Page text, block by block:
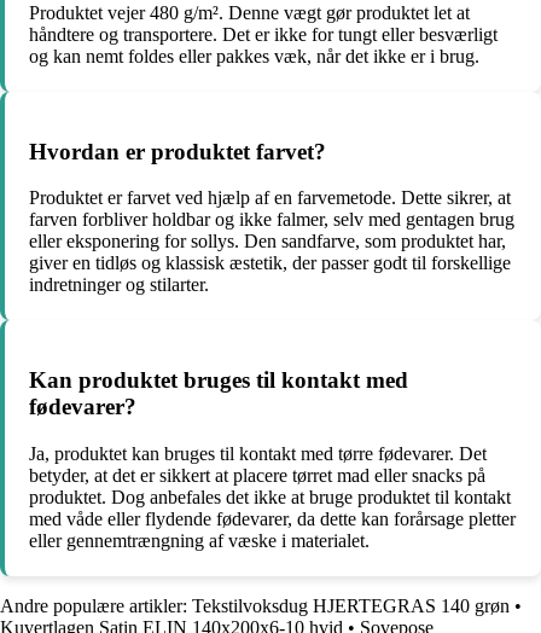
Produktet vejer 480 g/m². Denne vægt gør produktet let at
håndtere og transportere. Det er ikke for tungt eller besværligt
og kan nemt foldes eller pakkes væk, når det ikke er i brug.
Hvordan er produktet farvet?
Produktet er farvet ved hjælp af en farvemetode. Dette sikrer, at
farven forbliver holdbar og ikke falmer, selv med gentagen brug
eller eksponering for sollys. Den sandfarve, som produktet har,
giver en tidløs og klassisk æstetik, der passer godt til forskellige
indretninger og stilarter.
Kan produktet bruges til kontakt med
fødevarer?
Ja, produktet kan bruges til kontakt med tørre fødevarer. Det
betyder, at det er sikkert at placere tørret mad eller snacks på
produktet. Dog anbefales det ikke at bruge produktet til kontakt
med våde eller flydende fødevarer, da dette kan forårsage pletter
eller gennemtrængning af væske i materialet.
Andre populære artikler: Tekstilvoksdug HJERTEGRAS 140 grøn •
Kuvertlagen Satin ELIN 140x200x6-10 hvid • Sovepose